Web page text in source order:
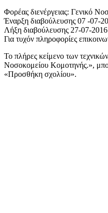
Φορέας διενέργειας: Γενικό
Έναρξη διαβούλευσης 07 -07-
Λήξη διαβούλευσης 27-07-2016
Για τυχόν πληροφορίες
Το πλήρες κείμενο των
Νοσοκομείου Κομοτηνής.»,
«Προσθήκη σχολίου».